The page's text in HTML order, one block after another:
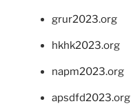
grur2023.org
hkhk2023.org
napm2023.org
apsdfd2023.org